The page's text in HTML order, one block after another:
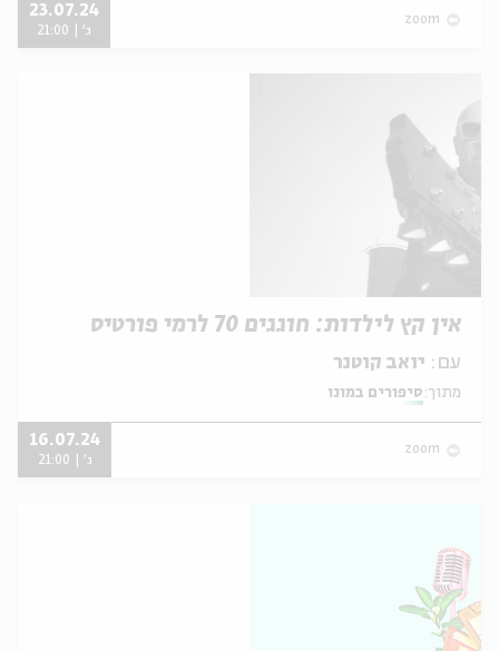
zoom
23.07.24
ג' | 21:00
אין קץ לילדות: חוגגים 70 לרמי פורטיס
עם:
מתוך: סיפורים במונו
zoom
16.07.24
ג' | 21:00